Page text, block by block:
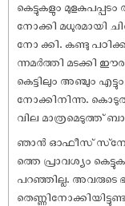
കെട്ടുകളും മുളകുപപ്പടം
നോക്കി മധുരമായി
നോ ക്കി. കണ്ടു പഠിക്ക്
ന്നമർത്തി മടക്കി
കെട്ടിലും അഞ്ചും
നോക്കിനിന്നു.
വില മാത്രമെടുത്ത്
ഞാൻ ഓഫീസ്
ത്തെ പ്രാവശ്യം
പറഞ്ഞില്ല. അവരുടെ